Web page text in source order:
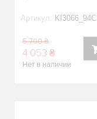
Артикул: KI3066_94C
5 790 ₴
4 053 ₴
Нет в наличии